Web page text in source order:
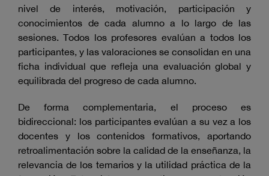
nivel de interés, motivación, participación y
conocimientos de cada alumno a lo largo de las
sesiones. Todos los profesores evalúan a todos los
participantes, y las valoraciones se consolidan en una
ficha individual que refleja una evaluación global y
equilibrada del progreso de cada alumno.
De forma complementaria, el proceso es
bidireccional: los participantes evalúan a su vez a los
docentes y los contenidos formativos, aportando
retroalimentación sobre la calidad de la enseñanza, la
relevancia de los temarios y la utilidad práctica de la